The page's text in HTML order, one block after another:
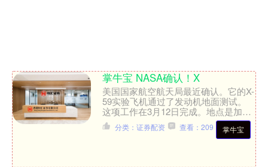
掌牛宝 NASA确认！X
美国国家航空航天局最近确认。它的X-
59实验飞机通过了发动机地面测试。
这项工作在3月12日完成。地点是加利
福尼亚州爱德华兹空军基地的阿姆斯特
朗飞行研究中心。这为....
掌牛宝
分类：证券配资 查看：209